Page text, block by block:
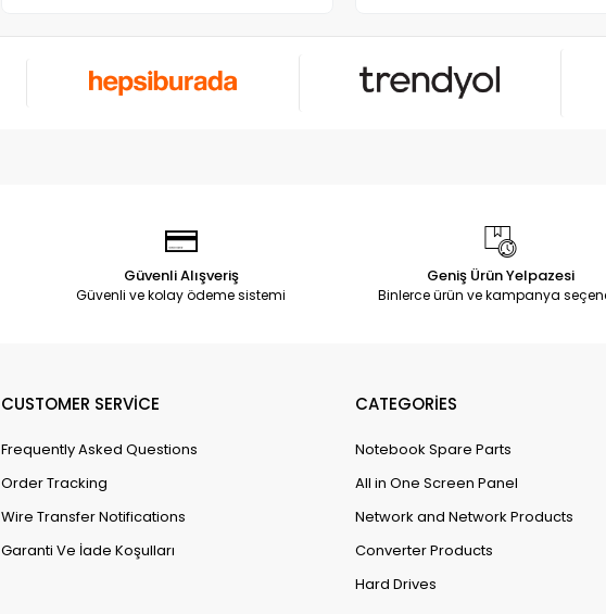
Güvenli Alışveriş
Güvenli ve kolay ödeme sistemi
Geniş Ürün Yelpazesi
Binlerce ürün ve kampanya
CUSTOMER SERVİCE
Frequently Asked Questions
Order Tracking
Wire Transfer Notifications
Garanti Ve İade Koşulları
CATEGORİES
Notebook Spare Parts
All in One Screen Panel
Network and Network Products
Converter Products
Hard Drives